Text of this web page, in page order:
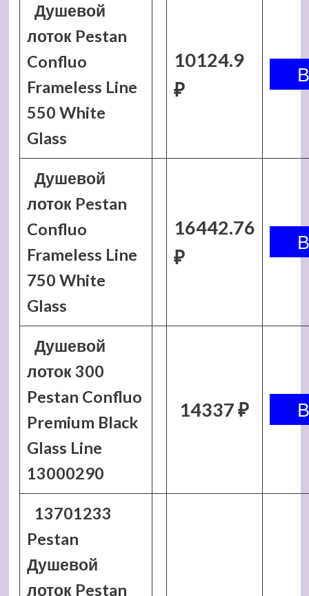
Душевой
лоток Pestan
Confluo
Frameless Line
550 White
Glass
10124.9
₽
Душевой
лоток Pestan
Confluo
Frameless Line
750 White
Glass
16442.76
₽
Душевой
лоток 300
Pestan Confluo
Premium Black
Glass Line
13000290
14337 ₽
13701233
Pestan
Душевой
лоток Pestan